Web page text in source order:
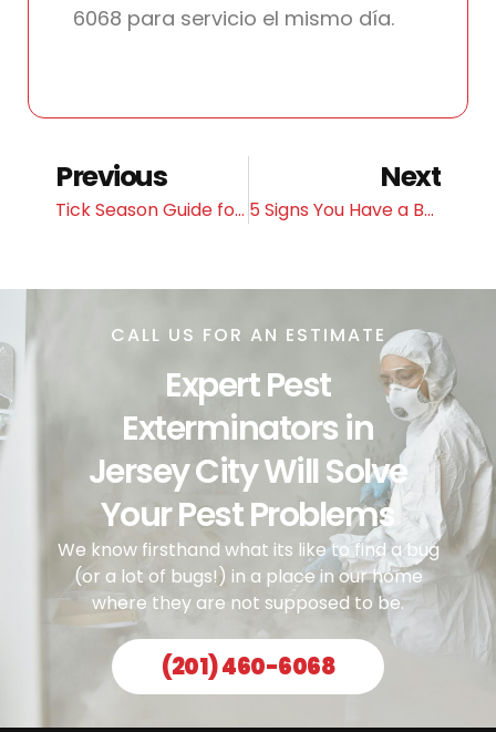
6068 para servicio el mismo día.
Previous
Tick Season Guide for Hudson County Homeowners
Next
5 Signs You Have a Bed Bug Problem (And What to Do Next)
CALL US FOR AN ESTIMATE
Expert Pest
Exterminators in
Jersey City Will Solve
Your Pest Problems
We know firsthand what its like to find a bug
(or a lot of bugs!) in a place in our home
where they are not supposed to be.
(201) 460-6068